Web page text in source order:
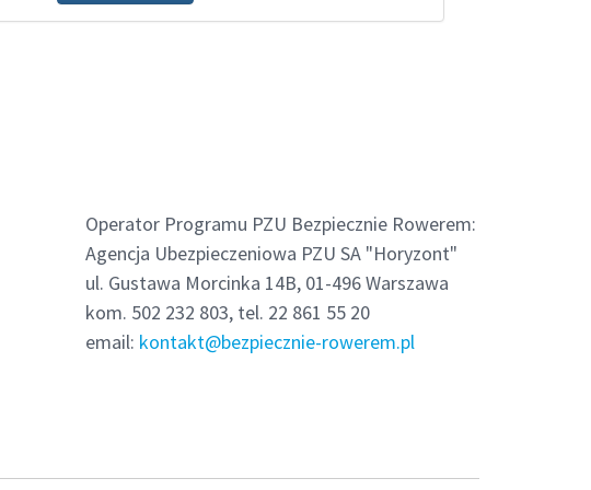
Operator Programu PZU Bezpiecznie Rowerem:
Agencja Ubezpieczeniowa PZU SA "Horyzont"
ul. Gustawa Morcinka 14B, 01-496 Warszawa
kom. 502 232 803, tel. 22 861 55 20
email: kontakt@bezpiecznie-rowerem.pl